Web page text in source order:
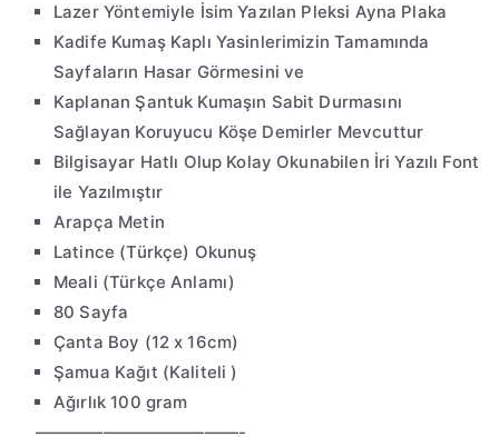
Lazer Yöntemiyle İsim Yazılan Pleksi Ayna Plaka
Kadife Kumaş Kaplı Yasinlerimizin Tamamında
Sayfaların Hasar Görmesini ve
Kaplanan Şantuk Kumaşın Sabit Durmasını
Sağlayan Koruyucu Köşe Demirler Mevcuttur
Bilgisayar Hatlı Olup Kolay Okunabilen İri Yazılı Font
ile Yazılmıştır
Arapça Metin
Latince (Türkçe) Okunuş
Meali (Türkçe Anlamı)
80 Sayfa
Çanta Boy (12 x 16cm)
Şamua Kağıt (Kaliteli )
Ağırlık 100 gram
————————————-